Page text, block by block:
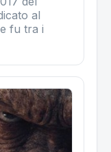
al
fu tra i